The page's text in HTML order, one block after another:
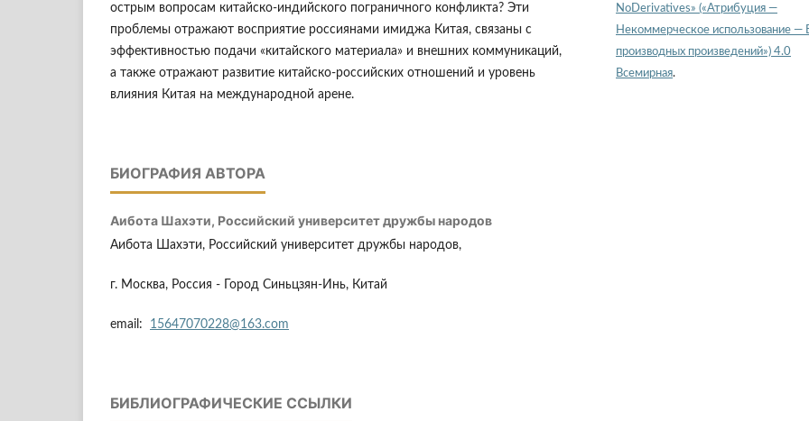
острым вопросам китайско-индийского пограничного конфликта? Эти
проблемы отражают восприятие россиянами имиджа Китая, связаны с
эффективностью подачи «китайского материала» и внешних коммуникаций,
а также отражают развитие китайско-российских отношений и уровень
влияния Китая на международной арене.
БИОГРАФИЯ АВТОРА
Аибота Шахэти, Российский университет дружбы народов
Аибота Шахэти, Российский университет дружбы народов,
г. Москва, Россия - Город Синьцзян-Инь, Китай
email: 15647070228@163.com
БИБЛИОГРАФИЧЕСКИЕ ССЫЛКИ
NoDerivatives» («Атрибуция —
Некоммерческое использование —
производных произведений») 4.0
Всемирная.